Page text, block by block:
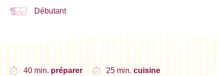
Débutant
40 min. préparer 25 min. cuisine